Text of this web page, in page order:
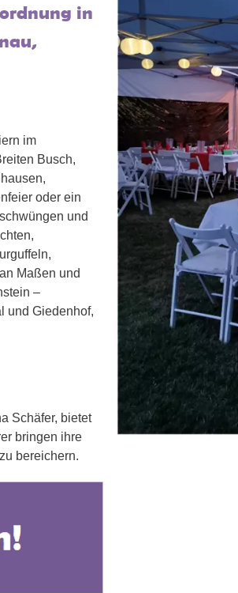
in
im
Busch,
oder ein
und
Maßen und
–
und Giedenhof,
Schäfer, bietet
bringen ihre
bereichern.